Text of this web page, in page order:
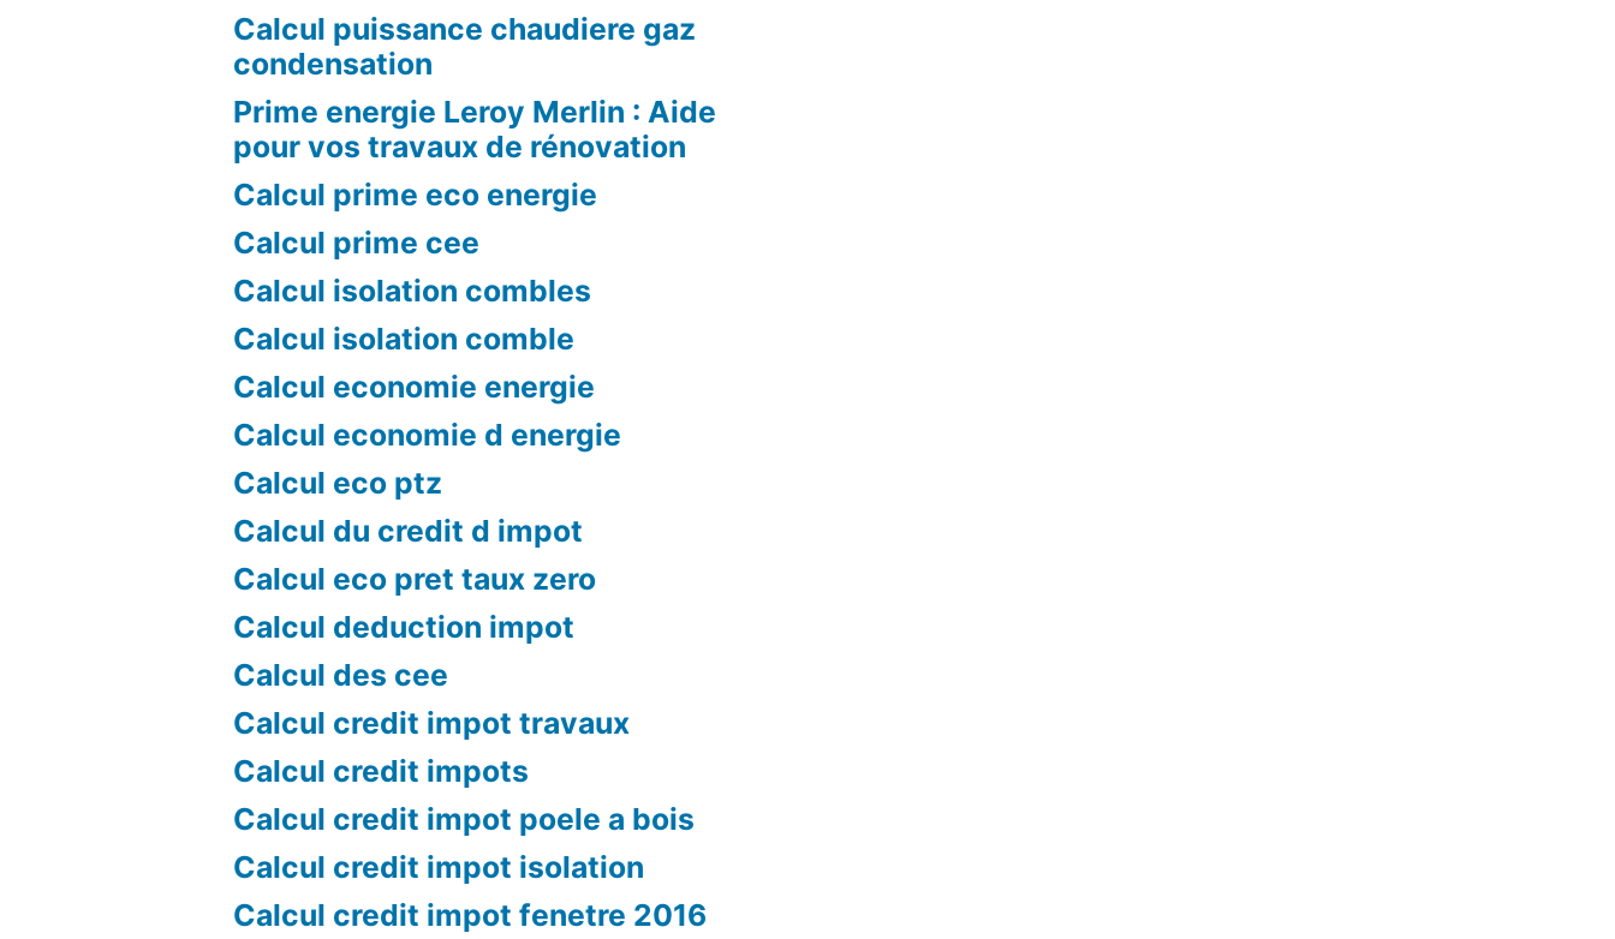
Calcul puissance chaudiere gaz
condensation
Prime energie Leroy Merlin : Aide
pour vos travaux de rénovation
Calcul prime eco energie
Calcul prime cee
Calcul isolation combles
Calcul isolation comble
Calcul economie energie
Calcul economie d energie
Calcul eco ptz
Calcul du credit d impot
Calcul eco pret taux zero
Calcul deduction impot
Calcul des cee
Calcul credit impot travaux
Calcul credit impots
Calcul credit impot poele a bois
Calcul credit impot isolation
Calcul credit impot fenetre 2016